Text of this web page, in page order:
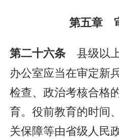
第五章
第二十六条 县级以
办公室应当在审定新
检查、政治考核合格
育。役前教育的时间
关保障等由省级人民